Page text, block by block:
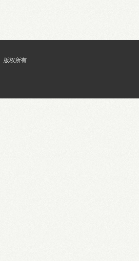
版权所有